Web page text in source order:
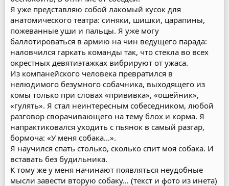
Я уже представляю собой лакомый кусок для
анатомического театра: синяки, шишки, царапины,
пожеванные уши и пальцы. Я уже могу
баллотироваться в армию на чин ведущего парада:
наловчился гаркать команды так, что стекла во всех
окрестных девятиэтажках вибрируют от ужаса.
Из компанейского человека превратился в
нелюдимого безумного собачника, выходящего из
комы только при словах «прививка», «ошейник»,
«гулять». Я стал неинтересным собеседником, любой
разговор сворачивающего на тему блох и корма. Я
напрактиковался уходить с пьянок в самый разгар,
бормоча: «У меня собака...».
Я научился спать столько, сколько спит моя собака. И
вставать без будильника.
К тому же у меня начинают появляться неудобные
мысли завести вторую собаку… (текст и фото из инета)